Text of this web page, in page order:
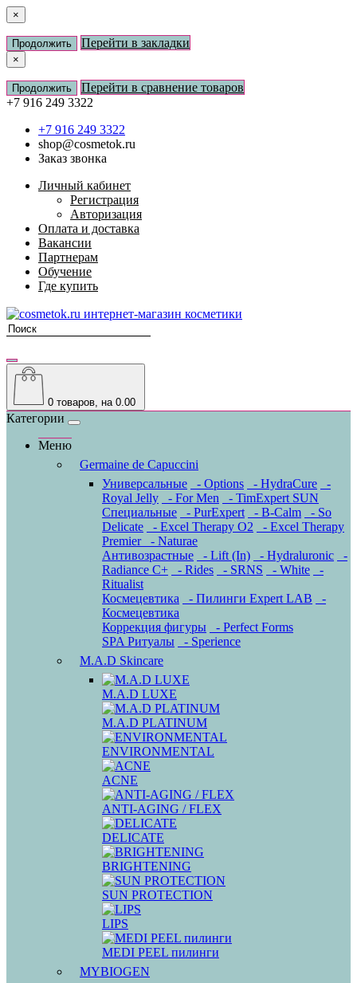
×
Продолжить Перейти в закладки
×
Продолжить
Перейти в сравнение товаров
+7 916 249 3322
+7 916 249 3322
shop@cosmetok.ru
Заказ звонка
Личный кабинет
Регистрация
Авторизация
Оплата и доставка
Вакансии
Партнерам
Обучение
Где купить
0 товаров, на 0.00
Категории
Меню
Germaine de Capuccini
Универсальные
- Options - HydraCure
-
Royal Jelly
- For Men
- TimExpert SUN
Специальные
- PurExpert - B-Calm
- So
Delicate
- Excel Therapy O2
- Excel Therapy
Premier
- Naturae
Антивозрастные
- Lift (In) - Hydraluronic
-
Radiance C+
- Rides - SRNS - White
-
Ritualist
Космецевтика
- Пилинги Expert LAB
-
Космецевтика
Коррекция фигуры
- Perfect Forms
SPA Ритуалы
- Sperience
M.A.D Skincare
M.A.D LUXE
M.A.D PLATINUM
ENVIRONMENTAL
ACNE
ANTI-AGING / FLEX
DELICATE
BRIGHTENING
SUN PROTECTION
LIPS
MEDI PEEL пилинги
MYBIOGEN